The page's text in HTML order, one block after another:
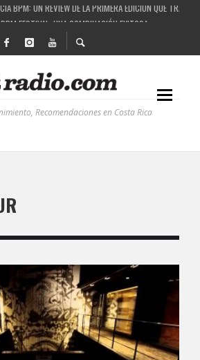
FESTIVAL: UNA COMBINACIÓN EXITOSA
QUE ESTÁ TRANSFORMANDO LA CALIDAD DE
MÚSICA ELECTRÓNICA: BBC RADIOPHONIC WORKSHOP
Recomendaciones en Costa Rica